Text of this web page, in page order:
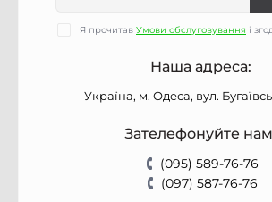
Я прочитав Умови обслуговування і
Наша адреса:
Україна, м. Одеса, вул.
Зателефонуйте
(095) 589-76-76
(097) 587-76-76